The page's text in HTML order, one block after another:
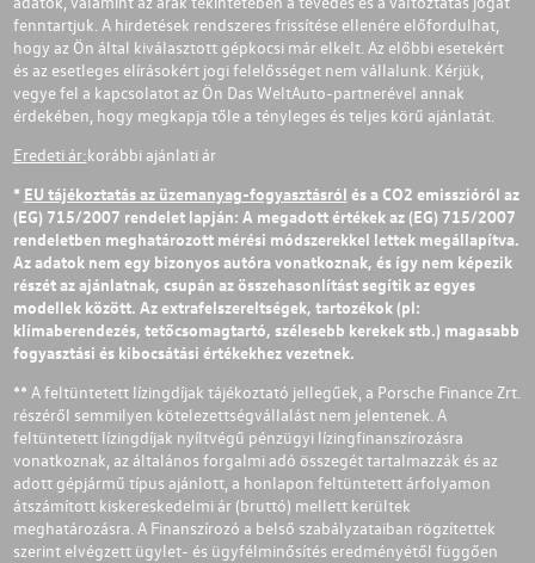
fenntartjuk. A hirdetések rendszeres frissítése ellenére előfordulhat,
hogy az Ön által kiválasztott gépkocsi már elkelt. Az előbbi esetekért
és az esetleges elírásokért jogi felelősséget nem vállalunk. Kérjük,
vegye fel a kapcsolatot az Ön Das WeltAuto-partnerével annak
érdekében, hogy megkapja tőle a tényleges és teljes körű ajánlatát.
Eredeti ár:korábbi ajánlati ár
* EU tájékoztatás az üzemanyag-fogyasztásról és a CO2 emisszióról az
(EG) 715/2007 rendelet lapján: A megadott értékek az (EG) 715/2007
rendeletben meghatározott mérési módszerekkel lettek megállapítva.
Az adatok nem egy bizonyos autóra vonatkoznak, és így nem képezik
részét az ajánlatnak, csupán az összehasonlítást segítik az egyes
modellek között. Az extrafelszereltségek, tartozékok (pl:
klímaberendezés, tetőcsomagtartó, szélesebb kerekek stb.) magasabb
fogyasztási és kibocsátási értékekhez vezetnek.
** A feltüntetett lízingdíjak tájékoztató jellegűek, a Porsche Finance Zrt.
részéről semmilyen kötelezettségvállalást nem jelentenek. A
feltüntetett lízingdíjak nyíltvégű pénzügyi lízingfinanszírozásra
vonatkoznak, az általános forgalmi adó összegét tartalmazzák és az
adott gépjármű típus ajánlott, a honlapon feltüntetett árfolyamon
átszámított kiskereskedelmi ár (bruttó) mellett kerültek
meghatározásra. A Finanszírozó a belső szabályzataiban rögzítettek
szerint elvégzett ügylet- és ügyfélminősítés eredményétől függően